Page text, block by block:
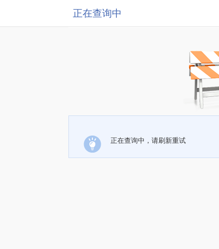
正在查询中
正在查询中，请刷新重试